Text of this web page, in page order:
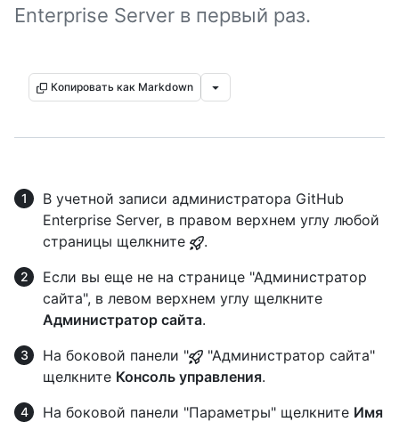
Enterprise Server в первый раз.
Копировать как Markdown
В учетной записи администратора GitHub
Enterprise Server, в правом верхнем углу любой
страницы щелкните
.
Если вы еще не на странице "Администратор
сайта", в левом верхнем углу щелкните
Администратор сайта.
На боковой панели "
"Администратор сайта"
щелкните Консоль управления.
На боковой панели "Параметры" щелкните Имя